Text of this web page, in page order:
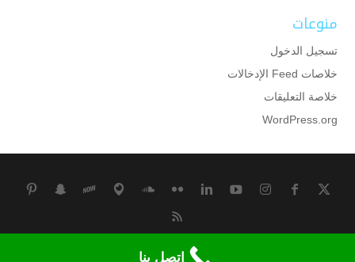
منوعات
تسجيل الدخول
خلاصات Feed الإدخالات
خلاصة التعليقات
WordPress.org
اتصل بنا